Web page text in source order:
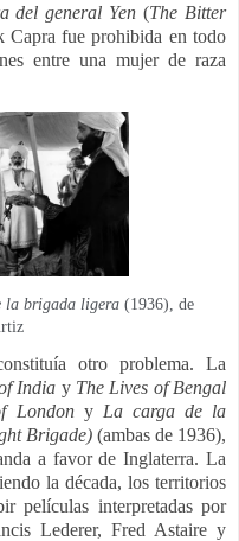
del general Yen (The Bitter
Capra fue prohibida en todo
entre una mujer de raza
la brigada ligera (1936), de
otro problema. La
India y The Lives of Bengal
LondonyLa carga de la
Brigade)(ambas de 1936),
a favor de Inglaterra. La
la década, los territorios
películas interpretadas por
Lederer, Fred Astaire y